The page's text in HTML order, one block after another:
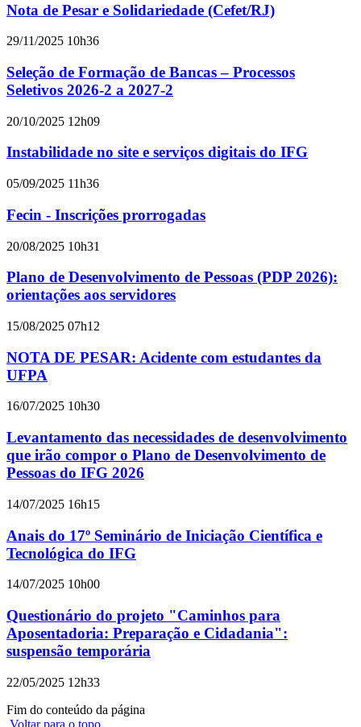
Nota de Pesar e Solidariedade (Cefet/RJ)
29/11/2025 10h36
Seleção de Formação de Bancas – Processos
Seletivos 2026-2 a 2027-2
20/10/2025 12h09
Instabilidade no site e serviços digitais do IFG
05/09/2025 11h36
Fecin - Inscrições prorrogadas
20/08/2025 10h31
Plano de Desenvolvimento de Pessoas (PDP 2026):
orientações aos servidores
15/08/2025 07h12
NOTA DE PESAR: Acidente com estudantes da
UFPA
16/07/2025 10h30
Levantamento das necessidades de desenvolvimento
que irão compor o Plano de Desenvolvimento de
Pessoas do IFG 2026
14/07/2025 16h15
Anais do 17º Seminário de Iniciação Científica e
Tecnológica do IFG
14/07/2025 10h00
Questionário do projeto "Caminhos para
Aposentadoria: Preparação e Cidadania":
suspensão temporária
22/05/2025 12h33
Fim do conteúdo da página
Voltar para o topo